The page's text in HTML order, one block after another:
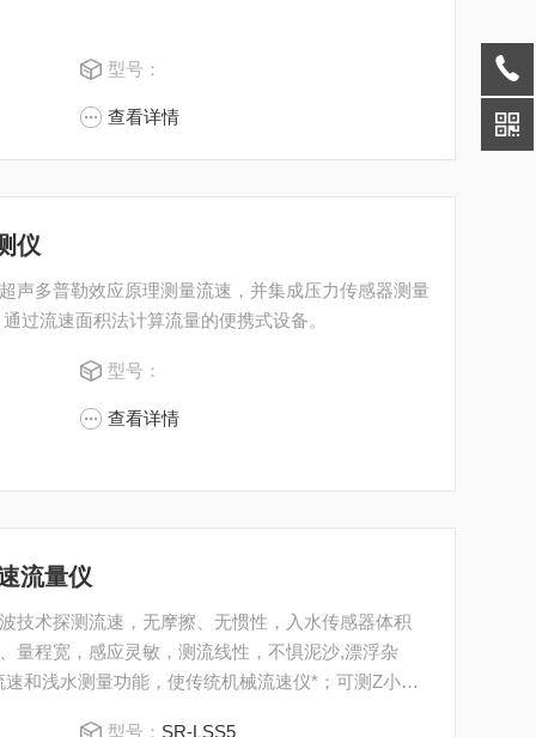
型号：
查看详情
仪
声多普勒效应原理测量流速，并集成压力传感器测量
过流速面积法计算流量的便携式设备。
型号：
查看详情
流量仪
技术探测流速，无摩擦、无惯性，入水传感器体积
量程宽，感应灵敏，测流线性，不惧泥沙,漂浮杂
和浅水测量功能，使传统机械流速仪*；可测Z小流
型号： SR-LSS5